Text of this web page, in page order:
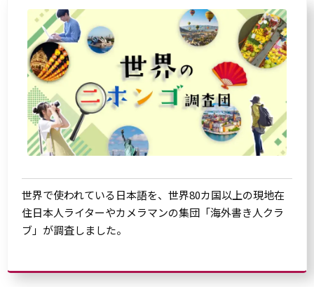
世界で使われている日本語を、世界80カ国以上の現地在
住日本人ライターやカメラマンの集団「海外書き人クラ
ブ」が調査しました。